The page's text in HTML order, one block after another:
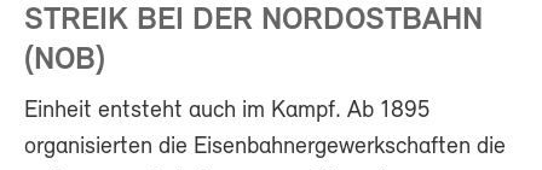
STREIK BEI DER NORDOSTBAHN
(NOB)
Einheit entsteht auch im Kampf. Ab 1895
organisierten die Eisenbahnergewerkschaften die